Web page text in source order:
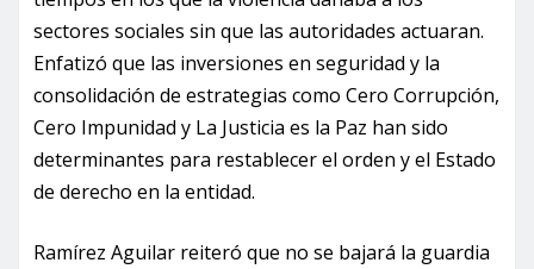
sectores sociales sin que las autoridades actuaran.
Enfatizó que las inversiones en seguridad y la
consolidación de estrategias como Cero Corrupción,
Cero Impunidad y La Justicia es la Paz han sido
determinantes para restablecer el orden y el Estado
de derecho en la entidad.
Ramírez Aguilar reiteró que no se bajará la guardia